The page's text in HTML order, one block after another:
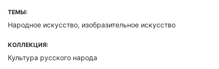
ТЕМЫ:
Народное искусство, изобразительное искусство
КОЛЛЕКЦИЯ:
Культура русского народа